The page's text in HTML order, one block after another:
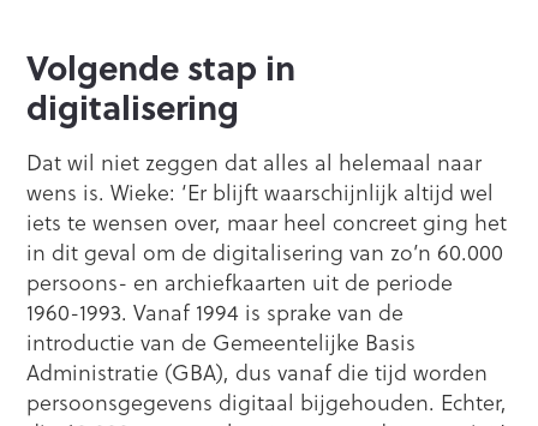
Volgende stap in
digitalisering
Dat wil niet zeggen dat alles al helemaal naar
wens is. Wieke: ‘Er blijft waarschijnlijk altijd wel
iets te wensen over, maar heel concreet ging het
in dit geval om de digitalisering van zo’n 60.000
persoons- en archiefkaarten uit de periode
1960-1993. Vanaf 1994 is sprake van de
introductie van de Gemeentelijke Basis
Administratie (GBA), dus vanaf die tijd worden
persoonsgegevens digitaal bijgehouden. Echter,